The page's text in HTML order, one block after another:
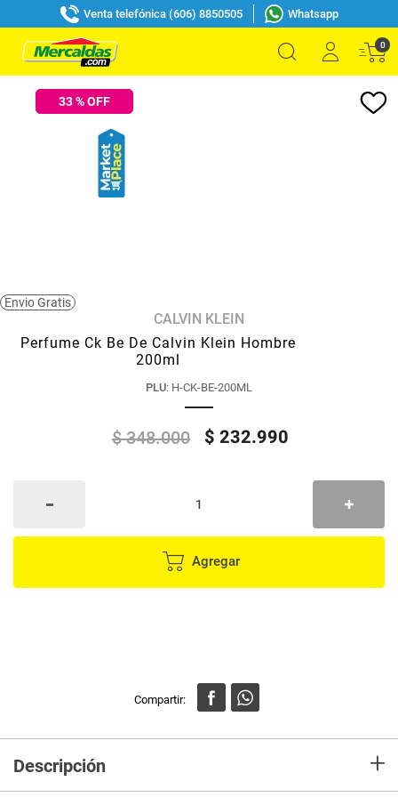
Venta telefónica (606) 8850505 Whatsapp
0
33% OFF
Envio Gratis
CALVIN KLEIN
Perfume Ck Be De Calvin Klein Hombre
200ml
PLU: H-CK-BE-200ML
$ 348.000 $ 232.990
Agregar
Descripción +